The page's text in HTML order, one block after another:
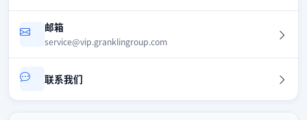
邮箱
service@vip.granklingroup.com
联系我们